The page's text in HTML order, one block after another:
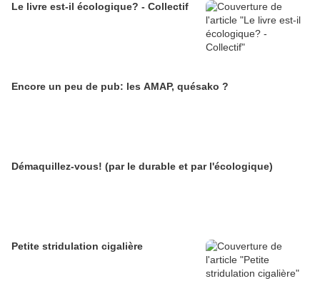
Le livre est-il écologique? - Collectif
Encore un peu de pub: les AMAP, quésako ?
Démaquillez-vous! (par le durable et par l'écologique)
Petite stridulation cigalière